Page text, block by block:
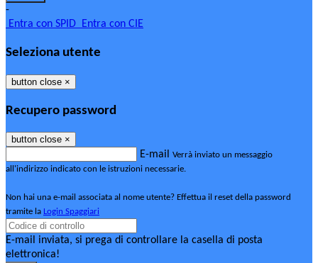
-
Entra con SPID Entra con CIE
Seleziona utente
button close ×
Recupero password
button close ×
E-mail Verrà inviato un messaggio
all'indirizzo indicato con le istruzioni necessarie.
Non hai una e-mail associata al nome utente? Effettua il reset della password
tramite la Login Spaggiari
E-mail inviata, si prega di controllare la casella di posta
elettronica!